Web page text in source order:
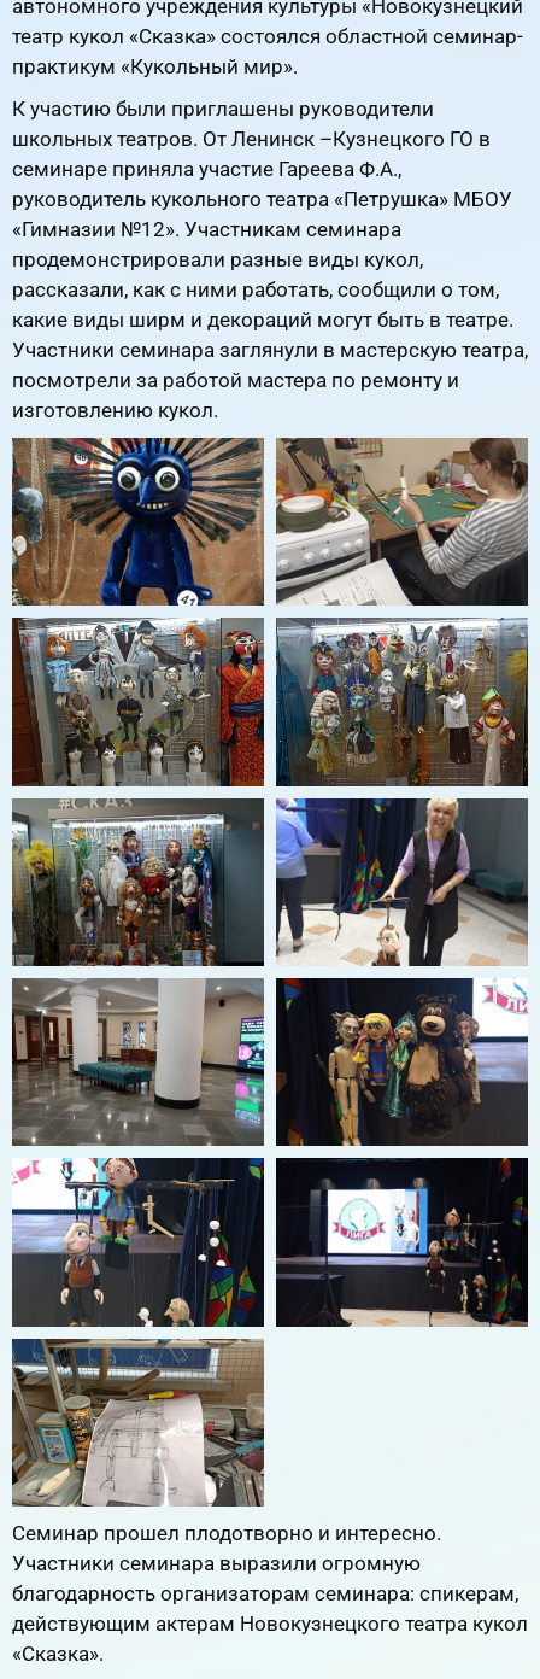
автономного учреждения культуры «Новокузнецкий
театр кукол «Сказка» состоялся областной семинар-
практикум «Кукольный мир».
К участию были приглашены руководители
школьных театров. От Ленинск –Кузнецкого ГО в
семинаре приняла участие Гареева Ф.А.,
руководитель кукольного театра «Петрушка» МБОУ
«Гимназии №12». Участникам семинара
продемонстрировали разные виды кукол,
рассказали, как с ними работать, сообщили о том,
какие виды ширм и декораций могут быть в театре.
Участники семинара заглянули в мастерскую театра,
посмотрели за работой мастера по ремонту и
изготовлению кукол.
Семинар прошел плодотворно и интересно.
Участники семинара выразили огромную
благодарность организаторам семинара: спикерам,
действующим актерам Новокузнецкого театра кукол
«Сказка».